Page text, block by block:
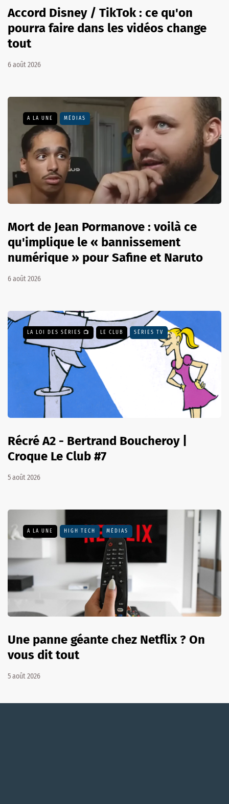
Accord Disney / TikTok : ce qu'on
pourra faire dans les vidéos change
tout
6 août 2026
A LA UNE MÉDIAS
Mort de Jean Pormanove : voilà ce
qu'implique le « bannissement
numérique » pour Safine et Naruto
6 août 2026
LA LOI DES SÉRIES 📺 LE CLUB SÉRIES TV
Récré A2 - Bertrand Boucheroy |
Croque Le Club #7
5 août 2026
A LA UNE HIGH TECH MÉDIAS
Une panne géante chez Netflix ? On
vous dit tout
5 août 2026